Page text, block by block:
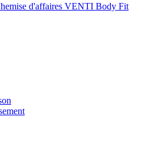
d'affaires VENTI Body Fit